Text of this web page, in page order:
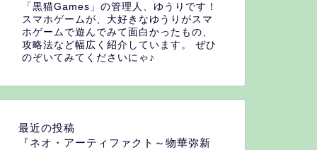
「黒猫Games」の管理人、ゆうりです！
スマホゲームが、大好きなゆうりがスマ
ホゲームで遊んでみて面白かったもの、
攻略法など幅広く紹介しています。 ぜひ
のぞいてみてくださいにゃ♪
最近の投稿
『ネオ・アーティファクト～物華弥新